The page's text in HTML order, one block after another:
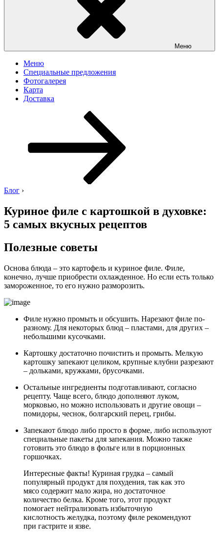
Меню
Меню
Специальные предложения
Фотогалерея
Карта
Доставка
Блог ›
Куриное филе с картошкой в духовке:
5 самых вкусных рецептов
Полезные советы
Основа блюда – это картофель и куриное филе. Филе,
конечно, лучше приобрести охлажденное. Но если есть только
замороженное, то его нужно разморозить.
Филе нужно промыть и обсушить. Нарезают филе по-
разному. Для некоторых блюд – пластами, для других –
небольшими кусочками.
Картошку достаточно почистить и промыть. Мелкую
картошку запекают целиком, крупные клубни разрезают
– дольками, кружками, брусочками.
Остальные ингредиенты подготавливают, согласно
рецепту. Чаще всего, блюдо дополняют луком,
морковью, но можно использовать и другие овощи –
помидоры, чеснок, болгарский перец, грибы.
Запекают блюдо либо просто в форме, либо используют
специальные пакеты для запекания. Можно также
готовить это блюдо в фольге или в порционных
горшочках.
Интересные факты! Куриная грудка – самый
популярный продукт для похудения, так как это
мясо содержит мало жира, но достаточное
количество белка. Кроме того, этот продукт
помогает нейтрализовать избыточную
кислотность желудка, поэтому филе рекомендуют
при гастрите и язве.